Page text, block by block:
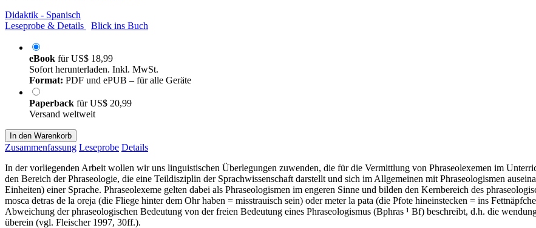
Didaktik - Spanisch
Leseprobe & Details
Blick ins Buch
eBook fürUS$ 18,99
Sofort herunterladen. Inkl. MwSt.
Format: PDF und ePUB – für alle Geräte
Paperback fürUS$ 20,99
Versand weltweit
In den Warenkorb
Zusammenfassung Leseprobe Details
In der vorliegenden Arbeit wollen wir uns linguistischen Überlegungen zuwenden, die für die Vermittlung von Phraseolexemen im
den Bereich der Phraseologie, die eine Teildisziplin der Sprachwissenschaft darstellt und sich im Allgemeinen mit Phraseologismen
Einheiten) einer Sprache. Phraseolexeme gelten dabei als Phraseologismen im engeren Sinne und bilden den Kernbereich des
mosca detras de la oreja (die Fliege hinter dem Ohr haben = misstrauisch sein) oder meter la pata (die Pfote hineinstecken = ins
Abweichung der phraseologischen Bedeutung von der freien Bedeutung eines Phraseologismus (Bphras ¹ Bf) beschreibt, d.h. die
überein (vgl. Fleischer 1997, 30ff.).